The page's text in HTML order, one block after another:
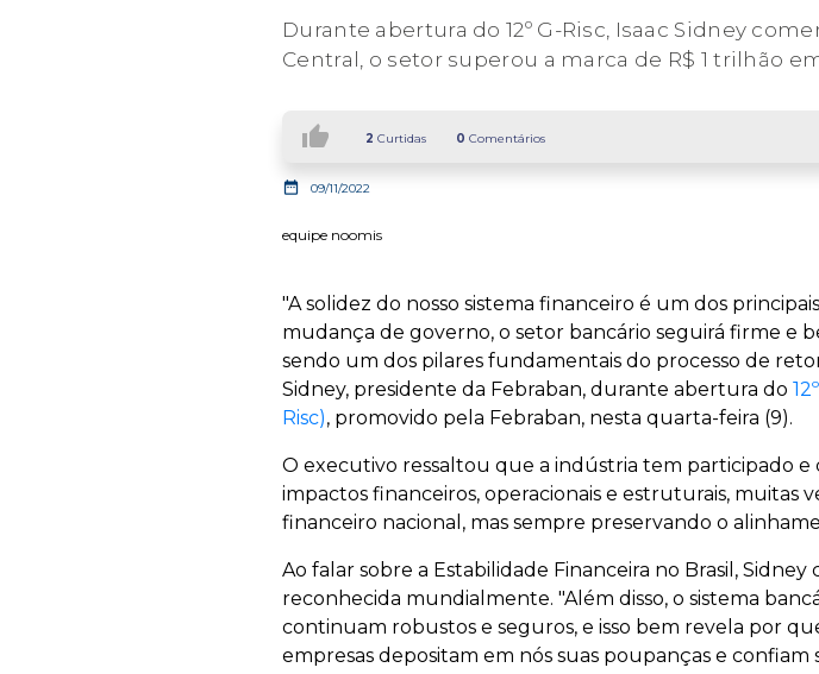
Durante abertura do 12º G-Risc, Isaac Sidney
Central, o setor superou a marca de R$ 1 trilhão
thumb_up 2 Curtidas 0 Comentários
date_range 09/11/2022
equipe noomis
"A solidez do nosso sistema financeiro é um dos
mudança de governo, o setor bancário seguirá firme e
sendo um dos pilares fundamentais do processo de
Sidney, presidente da Febraban, durante abertura do
Risc), promovido pela Febraban, nesta quarta-feira (9).
O executivo ressaltou que a indústria tem participado
impactos financeiros, operacionais e estruturais, muitas
financeiro nacional, mas sempre preservando o
Ao falar sobre a Estabilidade Financeira no Brasil,
reconhecida mundialmente. "Além disso, o sistema
continuam robustos e seguros, e isso bem revela por
empresas depositam em nós suas poupanças e confiam